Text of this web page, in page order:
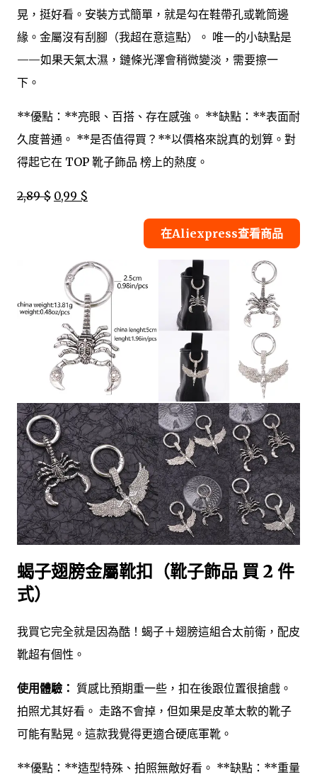
晃，挺好看。安裝方式簡單，就是勾在鞋帶孔或靴筒邊
緣。金屬沒有刮腳（我超在意這點）。 唯一的小缺點是
——如果天氣太濕，鏈條光澤會稍微變淡，需要擦一
下。
**優點：**亮眼、百搭、存在感強。 **缺點：**表面耐
久度普通。 **是否值得買？**以價格來說真的划算。對
得起它在 TOP 靴子飾品 榜上的熱度。
2,89 $ 0,99 $
在Aliexpress查看商品
蝎子翅膀金屬靴扣（靴子飾品 買 2 件
式）
我買它完全就是因為酷！蝎子＋翅膀這組合太前衛，配皮
靴超有個性。
使用體驗： 質感比預期重一些，扣在後跟位置很搶戲。
拍照尤其好看。 走路不會掉，但如果是皮革太軟的靴子
可能有點晃。這款我覺得更適合硬底軍靴。
**優點：**造型特殊、拍照無敵好看。 **缺點：**重量